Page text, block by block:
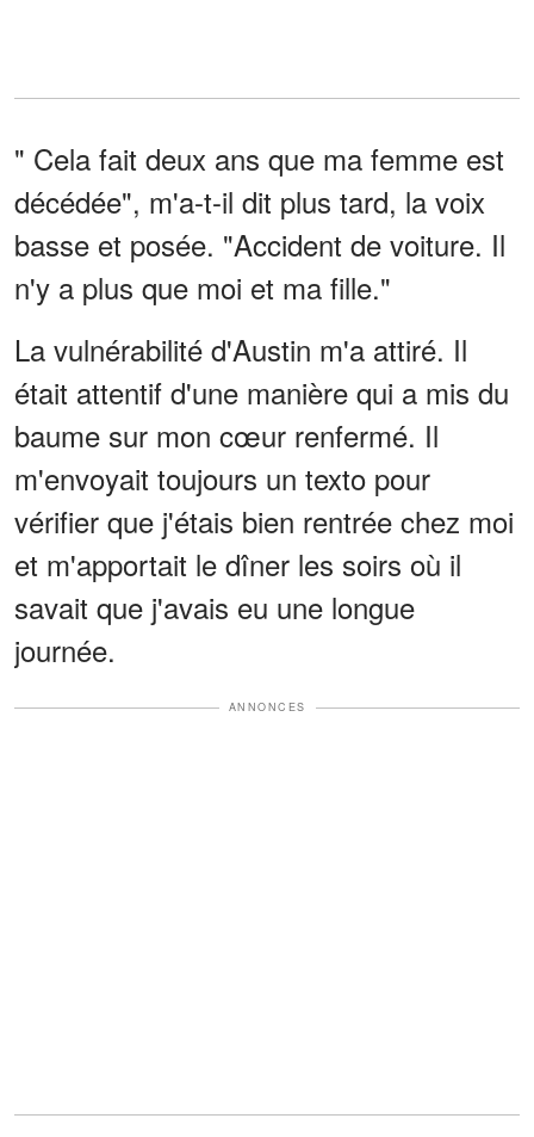
" Cela fait deux ans que ma femme est
décédée", m'a-t-il dit plus tard, la voix
basse et posée. "Accident de voiture. Il
n'y a plus que moi et ma fille."
La vulnérabilité d'Austin m'a attiré. Il
était attentif d'une manière qui a mis du
baume sur mon cœur renfermé. Il
m'envoyait toujours un texto pour
vérifier que j'étais bien rentrée chez moi
et m'apportait le dîner les soirs où il
savait que j'avais eu une longue
journée.
ANNONCES